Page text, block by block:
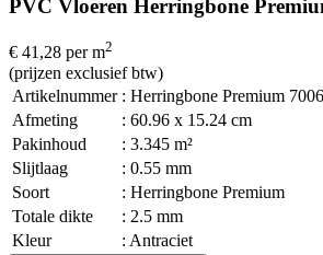
PVC Vloeren Herringbone
€ 41,28 per m2
(prijzen exclusief btw)
Artikelnummer : Herringbone Premium 7006
Afmeting
: 60.96 x 15.24 cm
Pakinhoud
: 3.345 m²
Slijtlaag
: 0.55 mm
Soort
: Herringbone Premium
Totale dikte
: 2.5 mm
Kleur
: Antraciet